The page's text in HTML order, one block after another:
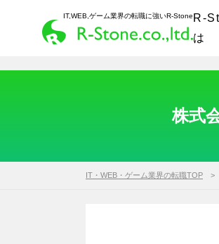
IT,WEB,ゲーム業界の転職に強いR-Stone R-
は
株式
IT・WEB・ゲーム業界の転職TOP